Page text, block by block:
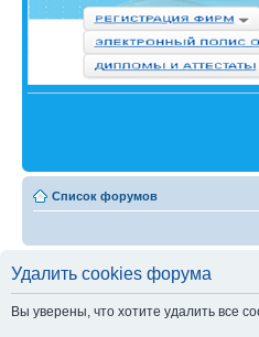
Список форумов
Удалить cookies форума
Вы уверены, что хотите удалить все